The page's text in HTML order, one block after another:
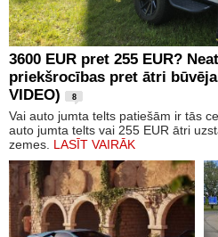
3600 EUR pret 255 EUR?
priekšrocības pret ātri
VIDEO)
8
Vai auto jumta telts patiešām ir tās
auto jumta telts vai 255 EUR ātri
zemes. LASĪT VAIRĀK